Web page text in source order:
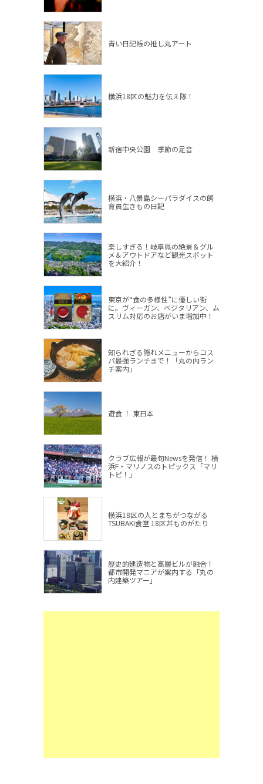
青い日記帳の推し丸アート
横浜18区の魅力を伝え隊！
新宿中央公園 季節の足音
横浜・八景島シーパラダイスの飼
育員生きもの日記
楽しすぎる！岐阜県の絶景＆グル
メ＆アウトドアなど観光スポット
を大紹介！
東京が“食の多様性”に優しい街
に。ヴィーガン、ベジタリアン、ム
スリム対応のお店がいま増加中！
知られざる隠れメニューからコス
パ最強ランチまで！「丸の内ラン
チ案内」
遊食 ！ 東日本
クラブ広報が最旬Newsを発信！ 横
浜F・マリノスのトピックス「マリ
トピ！」
横浜18区の人とまちがつながる
TSUBAKI食堂 18区丼ものがたり
歴史的建造物と高層ビルが融合！
都市開発マニアが案内する「丸の
内建築ツアー」